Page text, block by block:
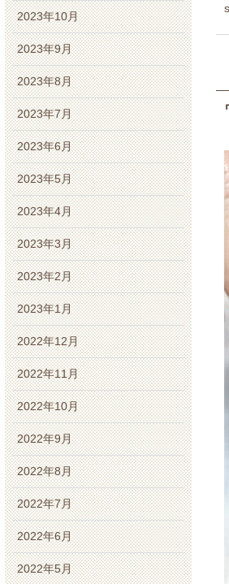
2023年10月
2023年9月
2023年8月
2023年7月
2023年6月
2023年5月
2023年4月
2023年3月
2023年2月
2023年1月
2022年12月
2022年11月
2022年10月
2022年9月
2022年8月
2022年7月
2022年6月
2022年5月